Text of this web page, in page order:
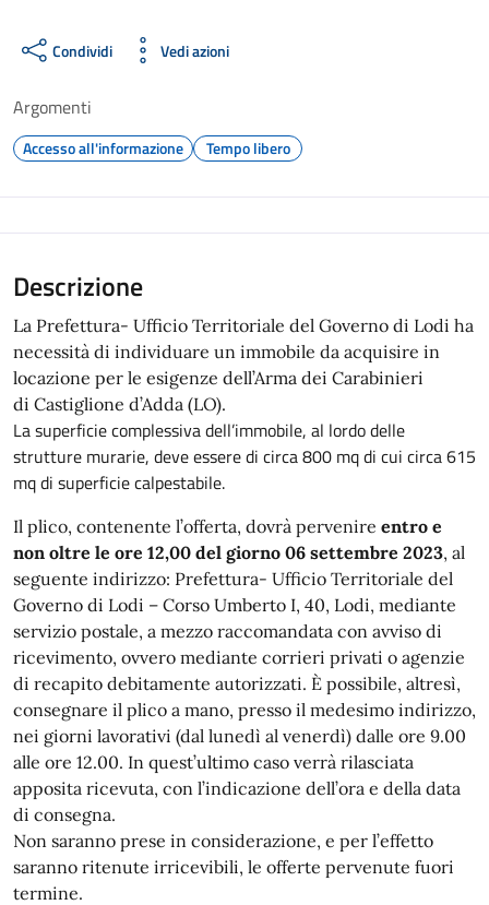
Condividi Vedi azioni
Argomenti
Accesso all'informazione Tempo libero
Descrizione
La Prefettura- Ufficio Territoriale del Governo di Lodi ha
necessità di individuare un immobile da acquisire in
locazione per le esigenze dell’Arma dei Carabinieri
di Castiglione d’Adda (LO).
La superficie complessiva dell’immobile, al lordo delle
strutture murarie, deve essere di circa 800 mq di cui circa 615
mq di superficie calpestabile.
Il plico, contenente l’offerta, dovrà pervenire entro e
non oltre le ore 12,00 del giorno 06 settembre 2023, al
seguente indirizzo: Prefettura- Ufficio Territoriale del
Governo di Lodi – Corso Umberto I, 40, Lodi, mediante
servizio postale, a mezzo raccomandata con avviso di
ricevimento, ovvero mediante corrieri privati o agenzie
di recapito debitamente autorizzati. È possibile, altresì,
consegnare il plico a mano, presso il medesimo indirizzo,
nei giorni lavorativi (dal lunedì al venerdì) dalle ore 9.00
alle ore 12.00. In quest’ultimo caso verrà rilasciata
apposita ricevuta, con l’indicazione dell’ora e della data
di consegna.
Non saranno prese in considerazione, e per l’effetto
saranno ritenute irricevibili, le offerte pervenute fuori
termine.